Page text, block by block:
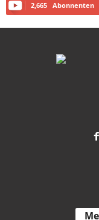
2,665 Abonnenten